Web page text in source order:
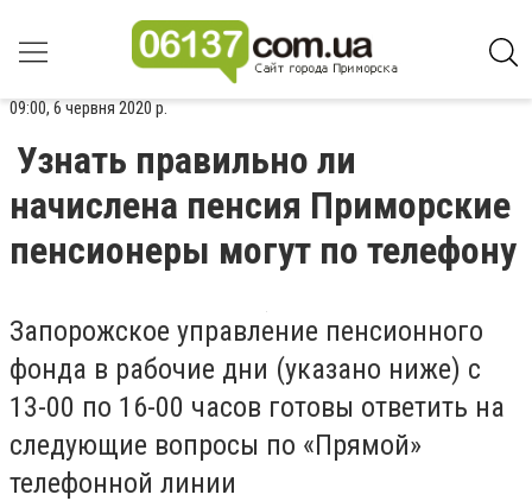
09:00, 6 червня 2020 р.
Узнать правильно ли
начислена пенсия Приморские
пенсионеры могут по телефону
Запорожское управление пенсионного
фонда в рабочие дни (указано ниже) с
13-00 по 16-00 часов готовы ответить на
следующие вопросы по «Прямой»
телефонной линии